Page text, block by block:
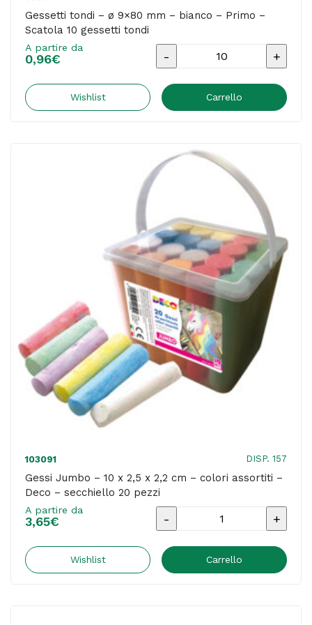
Gessetti tondi – ø 9×80 mm – bianco – Primo –
Scatola 10 gessetti tondi
A partire da
0,96€
Gessetti
-
mm
-
-
Primo
-
Scatola
10
gessetti
tondi
quantità
Wishlist Carrello
103091 DISP. 157
Gessi Jumbo – 10 x 2,5 x 2,2 cm – colori assortiti –
Deco – secchiello 20 pezzi
A partire da
3,65€
Gessi
-
Wishlist Carrello